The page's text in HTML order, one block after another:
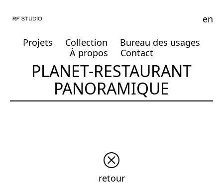
Projets Collection
Bureau des usages
À propos
Contact
en
PLANET-RESTAURANT
PANORAMIQUE
retour